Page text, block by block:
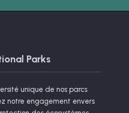
Parks
unique de nos parcs
notre engagement envers